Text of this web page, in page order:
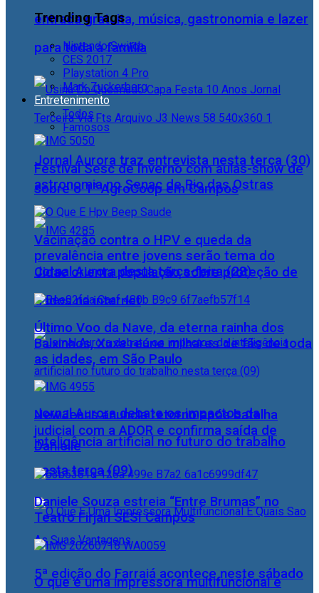
entrada gratuita, música, gastronomia e lazer
para toda a família
Jornal Aurora traz entrevista nesta terça (30)
sobre o 1° AgroCoop em Campos
Cidac orienta população sobre proteção de
dados na internet
Jornal Aurora debate os impactos da
inteligência artificial no futuro do trabalho
nesta terça (09)
O que é uma impressora multifuncional e
Trending Tags
Nintendo Switch
CES 2017
Playstation 4 Pro
Mark Zuckerberg
Entretenimento
Todos
Famosos
Festival Sesc de Inverno com aulas-show de
astronomia no Senac de Rio das Ostras
Vacinação contra o HPV e queda da
prevalência entre jovens serão tema do
Jornal Aurora desta terça-feira (28)
Último Voo da Nave, da eterna rainha dos
Baixinhos, Xuxa reúne milhares de fãs de toda
as idades, em São Paulo
NewJeans anuncia retorno após batalha
judicial com a ADOR e confirma saída de
Danielle
Daniele Souza estreia “Entre Brumas” no
Teatro Firjan SESI Campos
5ª edição do Farraiá acontece neste sábado